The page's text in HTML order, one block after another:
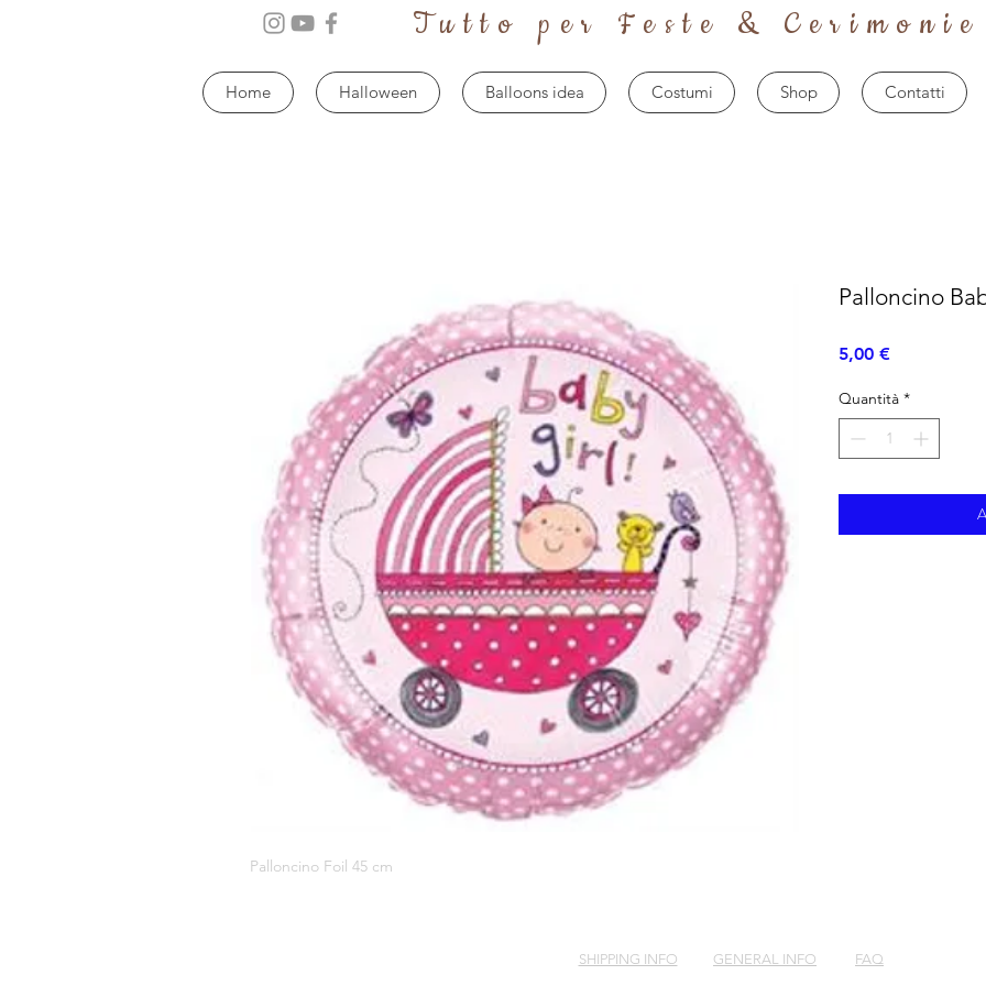
Tutto per Feste & Cerimonie
Home Halloween Balloons idea Costumi Shop Contatti
Palloncino Foil 45 cm
Palloncino
5,00 €Prezzo
Quantità *
SHIPPING INFO GENERAL INFO FAQ